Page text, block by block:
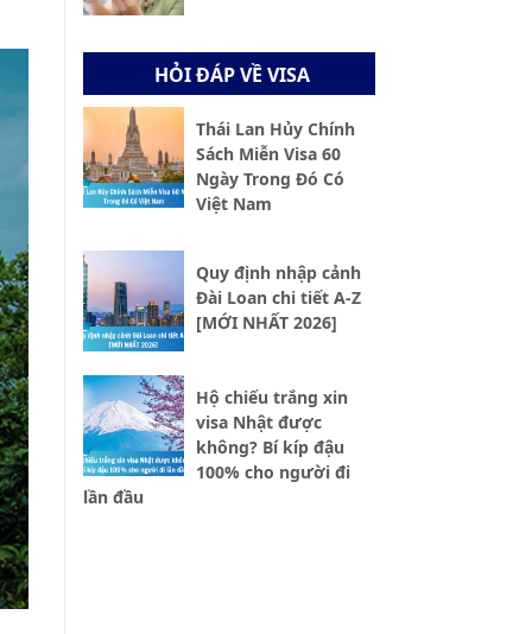
HỎI ĐÁP VỀ VISA
Thái Lan Hủy Chính
Sách Miễn Visa 60
Ngày Trong Đó Có
Việt Nam
Quy định nhập cảnh
Đài Loan chi tiết A-Z
[MỚI NHẤT 2026]
Hộ chiếu trắng xin
visa Nhật được
không? Bí kíp đậu
100% cho người đi
lần đầu